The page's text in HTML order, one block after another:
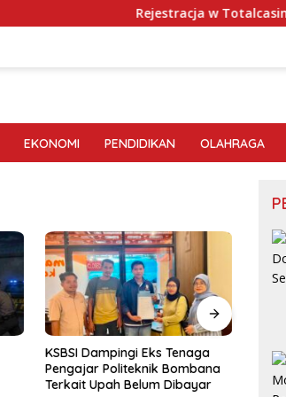
Rejestracja w
EKONOMI PENDIDIKAN OLAHRAGA
KSBSI Dampingi Eks Tenaga
Pengajar Politeknik Bombana
Terkait Upah Belum Dibayar
PT